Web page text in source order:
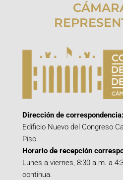
Dirección de correspondencia:
Edificio Nuevo del Congreso
Piso.
Horario de recepción
Lunes a viernes, 8:30 a.m. a
continua.